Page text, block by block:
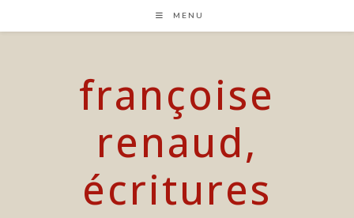
content
MENU
françoise
renaud,
écritures